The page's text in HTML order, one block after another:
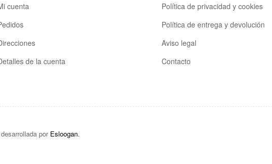
cuenta
de la cuenta
Política de privacidad y cookies
Política de entrega y devolución
Aviso legal
Contacto
por Esloogan.